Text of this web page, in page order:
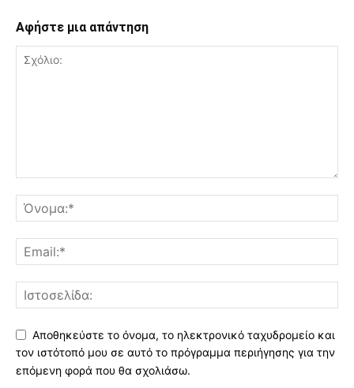
Αφήστε μια απάντηση
Αποθηκεύστε το όνομα, το ηλεκτρονικό ταχυδρομείο και
τον ιστότοπό μου σε αυτό το πρόγραμμα περιήγησης για την
επόμενη φορά που θα σχολιάσω.